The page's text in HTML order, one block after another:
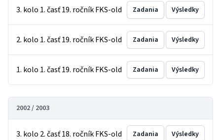
3. kolo 1. časť 19. ročník FKS-old Zadania Výsledky
2. kolo 1. časť 19. ročník FKS-old Zadania Výsledky
1. kolo 1. časť 19. ročník FKS-old Zadania Výsledky
2002 / 2003
3. kolo 2. časť 18. ročník FKS-old Zadania Výsledky